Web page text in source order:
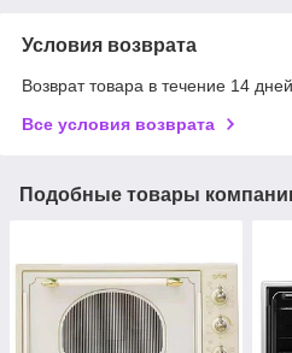
Условия возврата
Возврат товара в течение 14
Все условия возврата
Подобные товары